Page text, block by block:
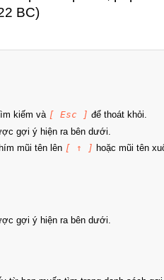
BC)
kiếm và [ Esc ] để thoát khỏi.
gợi ý hiện ra bên dưới.
mũi tên lên [ ↑ ] hoặc mũi tên
gợi ý hiện ra bên dưới.